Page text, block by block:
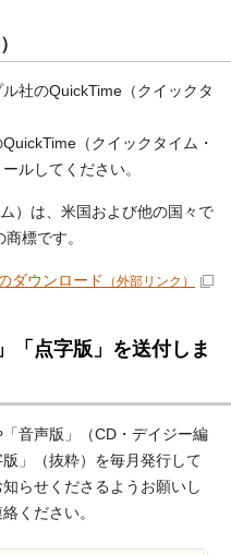
社のQuickTime（クイックタ
（クイックタイム・
ルしてください。
）は、米国および他の国々で
標です。
ダウンロード （外部リンク）
「点字版」を送付しま
音声版」（CD・デイジー編
」（抜粋）を毎月発行して
らせくださるようお願いし
ください。